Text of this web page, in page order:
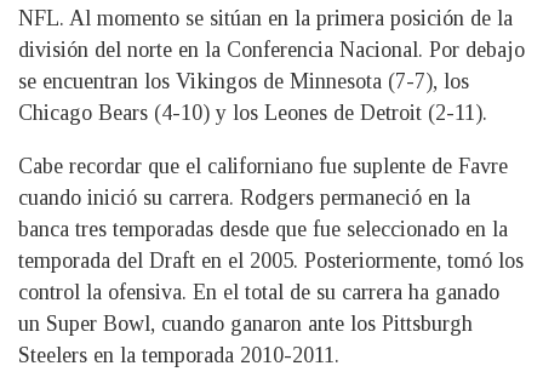
NFL. Al momento se sitúan en la primera posición de la
división del norte en la Conferencia Nacional. Por debajo
se encuentran los Vikingos de Minnesota (7-7), los
Chicago Bears (4-10) y los Leones de Detroit (2-11).
Cabe recordar que el californiano fue suplente de Favre
cuando inició su carrera. Rodgers permaneció en la
banca tres temporadas desde que fue seleccionado en la
temporada del Draft en el 2005. Posteriormente, tomó los
control la ofensiva. En el total de su carrera ha ganado
un Super Bowl, cuando ganaron ante los Pittsburgh
Steelers en la temporada 2010-2011.